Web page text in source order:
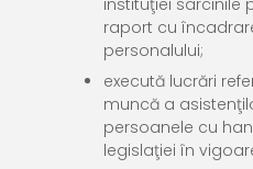
instituţiei sarcinile
raport cu
personalului;
execută lucrări
muncă a
persoanele cu
legislaţiei în